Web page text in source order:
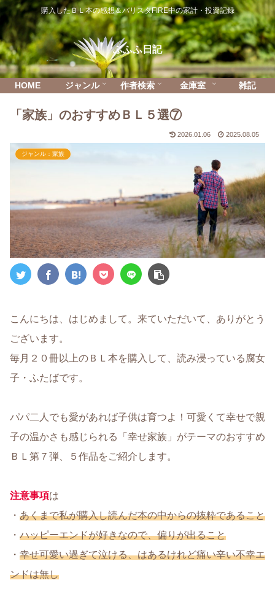
購入したＢＬ本の感想＆バリスタFIRE中の家計・投資記録
ふふふ日記
HOME ジャンル 作者検索 金庫室 雑記
「家族」のおすすめＢＬ５選⑦
2026.01.06 2025.08.05
ジャンル：家族
こんにちは、はじめまして。来ていただいて、ありがとう
ございます。
毎月２０冊以上のＢＬ本を購入して、読み浸っている腐女
子・ふたばです。
パパ二人でも愛があれば子供は育つよ！可愛くて幸せで親
子の温かさも感じられる「幸せ家族」がテーマのおすすめ
ＢＬ第７弾、５作品をご紹介します。
注意事項は
・ あくまで私が購入し読んだ本の中からの抜粋であること
・ ハッピーエンドが好きなので、偏りが出ること
・ 幸せ可愛い過ぎて泣ける、はあるけれど痛い辛い不幸エ
ンドは無し